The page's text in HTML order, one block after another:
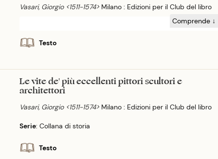
Vasari, Giorgio <1511-1574> Milano : Edizioni per il Club del libro
Comprende ↓
Testo
Le vite de' più eccellenti pittori scultori e
architettori
Vasari, Giorgio <1511-1574> Milano : Edizioni per il Club del libro
Serie: Collana di storia
Testo